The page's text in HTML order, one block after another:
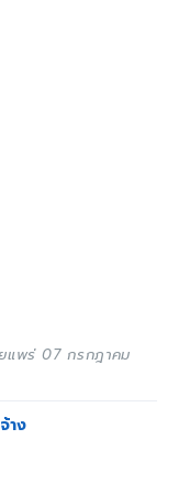
แพร่ 07 กรกฎาคม
าง